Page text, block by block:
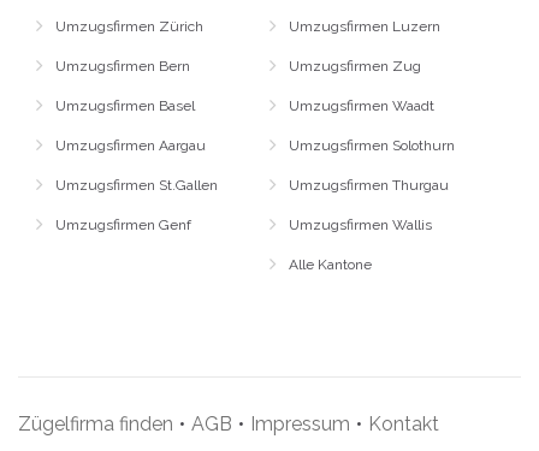
Umzugsfirmen Zürich
Umzugsfirmen Bern
Umzugsfirmen Basel
Umzugsfirmen Aargau
Umzugsfirmen St.Gallen
Umzugsfirmen Genf
Umzugsfirmen Luzern
Umzugsfirmen Zug
Umzugsfirmen Waadt
Umzugsfirmen Solothurn
Umzugsfirmen Thurgau
Umzugsfirmen Wallis
Alle Kantone
Zügelfirma finden • AGB • Impressum • Kontakt